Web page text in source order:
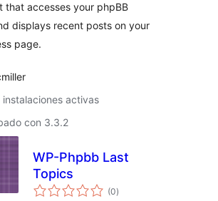
that accesses your phpBB
displays recent posts on your
page.
instalaciones activas
con 3.3.2
WP-Phpbb Last
Topics
(0total
de
)